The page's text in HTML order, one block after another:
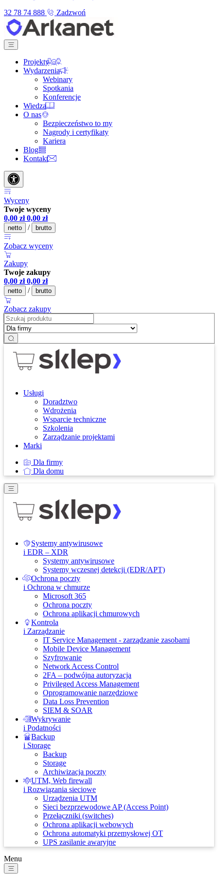
32 78 74 888
Zadzwoń
Projekty
Wydarzenia
Webinary
Spotkania
Konferencje
Wiedza
O nas
Bezpieczeństwo to my
Nagrody i certyfikaty
Kariera
Blog
Kontakt
Wyceny
Twoje wyceny
0,00 zł 0,00 zł
netto / brutto
Zobacz wyceny
Zakupy
Twoje zakupy
0,00 zł 0,00 zł
netto / brutto
Zobacz zakupy
Usługi
Doradztwo
Wdrożenia
Wsparcie techniczne
Szkolenia
Zarządzanie projektami
Marki
Dla firmy
Dla domu
Systemy antywirusowe
i EDR – XDR
Systemy antywirusowe
Systemy wczesnej detekcji (EDR/APT)
Ochrona poczty
i Ochrona w chmurze
Microsoft 365
Ochrona poczty
Ochrona aplikacji chmurowych
Kontrola
i Zarządzanie
IT Service Management - zarządzanie zasobami
Mobile Device Management
Szyfrowanie
Network Access Control
2FA – podwójna autoryzacja
Privileged Access Management
Oprogramowanie narzędziowe
Data Loss Prevention
SIEM & SOAR
Wykrywanie
i Podatności
Backup
i Storage
Backup
Storage
Archiwizacja poczty
UTM, Web firewall
i Rozwiązania sieciowe
Urządzenia UTM
Sieci bezprzewodowe AP (Access Point)
Przełączniki (switches)
Ochrona aplikacji webowych
Ochrona automatyki przemysłowej OT
UPS zasilanie awaryjne
Menu